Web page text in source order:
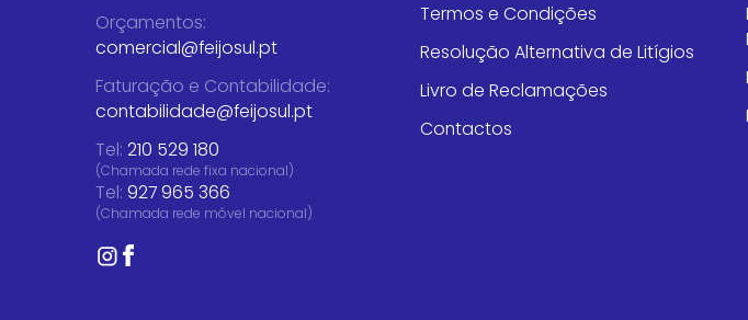
Orçamentos:
comercial@feijosul.pt
Faturação e Contabilidade:
contabilidade@feijosul.pt
Tel: 210 529 180
(Chamada rede fixa nacional)
Tel: 927 965 366
(Chamada rede móvel nacional)
Termos e Condições
Resolução Alternativa de Litígios
Livro de Reclamações
Contactos